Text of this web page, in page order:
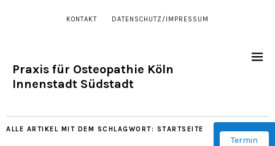
KONTAKT DATENSCHUTZ/IMPRESSUM
Praxis für Osteopathie Köln
Innenstadt Südstadt
ALLE ARTIKEL MIT DEM SCHLAGWORT: STARTSEITE
Termin